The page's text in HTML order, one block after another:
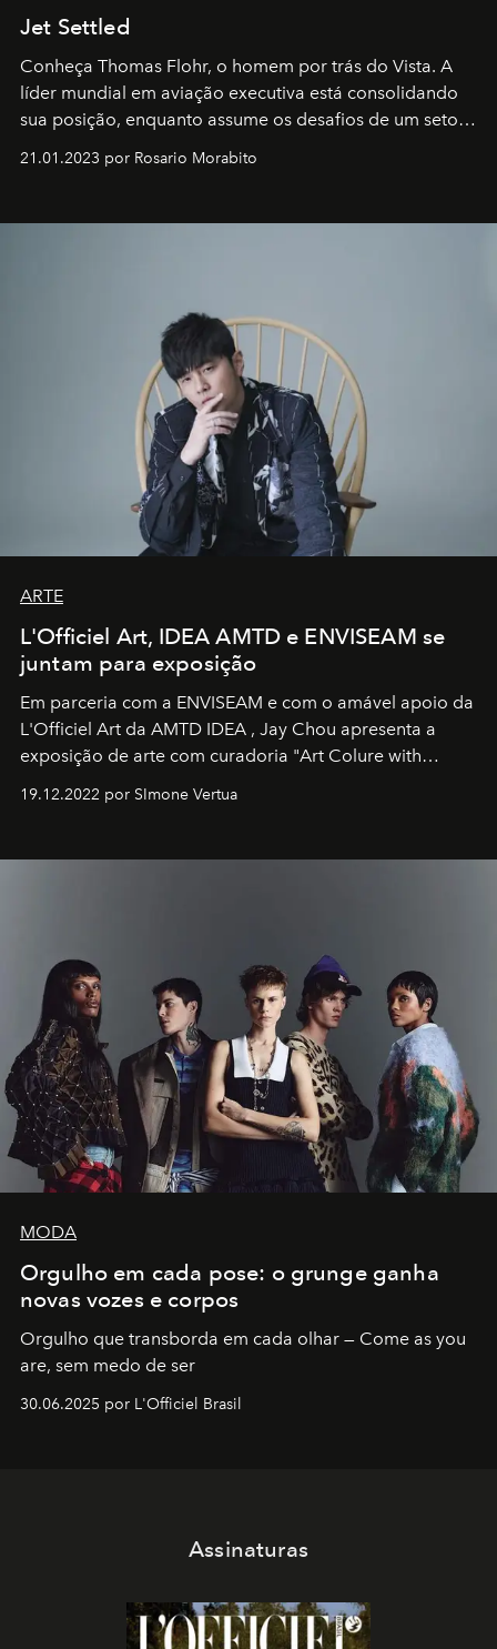
Jet Settled
Conheça Thomas Flohr, o homem por trás do Vista. A
líder mundial em aviação executiva está consolidando
sua posição, enquanto assume os desafios de um setor
em rápida evolução e redefinindo o conceito de luxo
21.01.2023 por Rosario Morabito
ARTE
L'Officiel Art, IDEA AMTD e ENVISEAM se
juntam para exposição
Em parceria com a ENVISEAM e com o amável apoio da
L'Officiel Art da AMTD IDEA , Jay Chou apresenta a
exposição de arte com curadoria "Art Colure with
19.12.2022 por SImone Vertua
MODA
Orgulho em cada pose: o grunge ganha
novas vozes e corpos
Orgulho que transborda em cada olhar — Come as you
are, sem medo de ser
30.06.2025 por L'Officiel Brasil
Assinaturas